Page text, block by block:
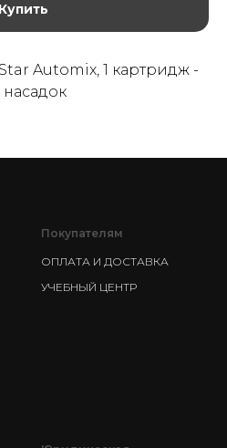
Купить
Automix, 1 картридж -
Покупателям
ОПЛАТА И ДОСТАВКА
УЧЕБНЫЙ ЦЕНТР